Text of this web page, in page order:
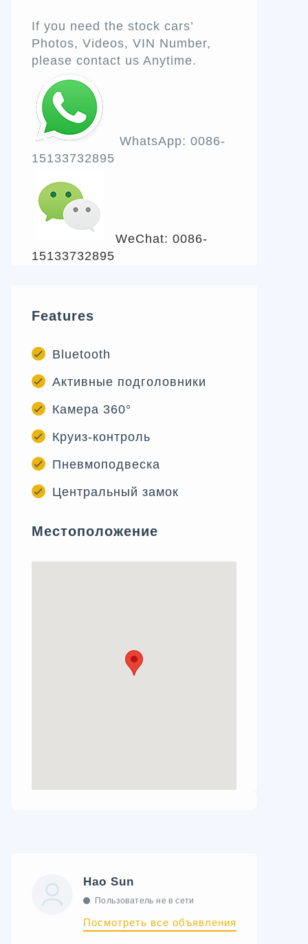
If you need the stock cars’
Photos, Videos, VIN Number,
please contact us Anytime.
WhatsApp: 0086-
15133732895
WeChat: 0086-
15133732895
Features
Bluetooth
Активные подголовники
Камера 360°
Круиз-контроль
Пневмоподвеска
Центральный замок
Местоположение
Hao Sun
Пользователь не в сети
Посмотреть все объявления